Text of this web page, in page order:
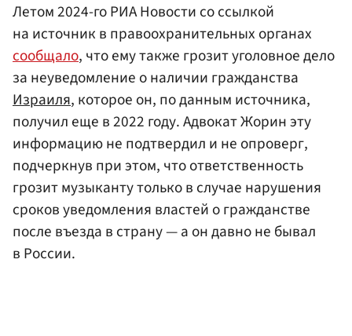
Летом 2024-го РИА Новости со ссылкой
на источник в правоохранительных органах
сообщало, что ему также грозит уголовное дело
за неуведомление о наличии гражданства
Израиля, которое он, по данным источника,
получил еще в 2022 году. Адвокат Жорин эту
информацию не подтвердил и не опроверг,
подчеркнув при этом, что ответственность
грозит музыканту только в случае нарушения
сроков уведомления властей о гражданстве
после въезда в страну — а он давно не бывал
в России.